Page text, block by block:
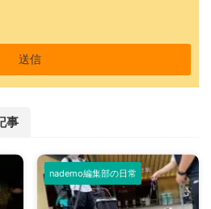
事
nademo編集部の日常